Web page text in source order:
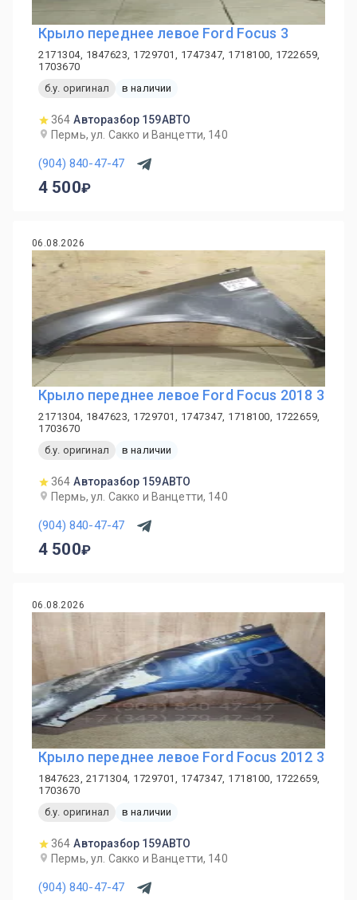
Крыло переднее левое Ford Focus 3
2171304, 1847623, 1729701, 1747347, 1718100, 1722659,
1703670
б.у. оригинал
в наличии
364 Авторазбор 159АВТО
Пермь, ул. Сакко и Ванцетти, 140
(904) 840-47-47
4 500
06.08.2026
Крыло переднее левое Ford Focus 2018 3
2171304, 1847623, 1729701, 1747347, 1718100, 1722659,
1703670
б.у. оригинал
в наличии
364 Авторазбор 159АВТО
Пермь, ул. Сакко и Ванцетти, 140
(904) 840-47-47
4 500
06.08.2026
Крыло переднее левое Ford Focus 2012 3
1847623, 2171304, 1729701, 1747347, 1718100, 1722659,
1703670
б.у. оригинал
в наличии
364 Авторазбор 159АВТО
Пермь, ул. Сакко и Ванцетти, 140
(904) 840-47-47